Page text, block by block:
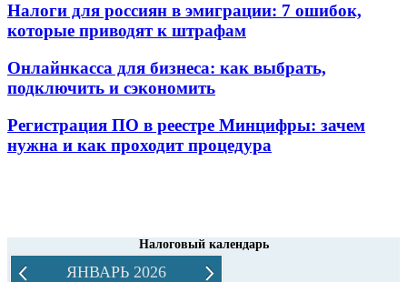
Налоги для россиян в эмиграции: 7 ошибок,
которые приводят к штрафам
Онлайнкасса для бизнеса: как выбрать,
подключить и сэкономить
Регистрация ПО в реестре Минцифры: зачем
нужна и как проходит процедура
Налоговый календарь
ЯНВАРЬ 2026